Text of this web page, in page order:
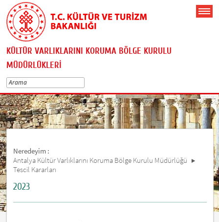
KÜLTÜR VARLIKLARINI KORUMA BÖLGE KURULU
MÜDÜRLÜKLERİ
Neredeyim :
Antalya Kültür Varlıklarını Koruma Bölge Kurulu Müdürlüğü
Tescil Kararları
2023